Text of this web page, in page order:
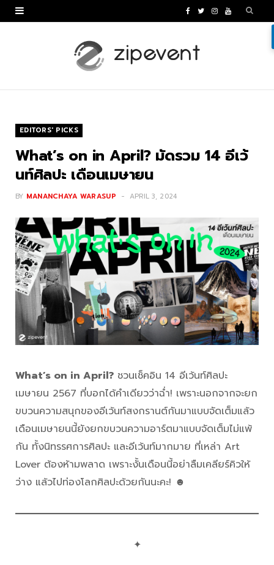
c
T I Y
EDITORS' PICKS
What’s on in April? มัดรวม 14 อีเว้
นท์ศิลปะ เดือนเมษายน
BY MANANCHAYA WARASUP APRIL 3, 2024
What’s on in April? ชวนเช็คอิน 14 อีเว้นท์ศิลปะ
เมษายน 2567 ที่บอกได้คำเดียวว่าฉ่ำ! เพราะนอกจากจะยก
ขบวนความสนุกของอีเว้นท์สงกรานต์กันมาแบบจัดเต็มแล้ว
เดือนเมษายนนี้ยังยกขบวนความอาร์ตมาแบบจัดเต็มไม่แพ้
กัน ทั้งนิทรรศการศิลปะ และอีเว้นท์มากมาย ที่เหล่า Art
Lover ต้องห้ามพลาด เพราะงั้นเดือนนี้อย่าลืมเคลียร์คิวให้
ว่าง แล้วไปท่องโลกศิลปะด้วยกันนะคะ! ☻
✦